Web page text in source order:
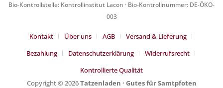
Bio-Kontrollstelle: Kontrollinstitut Lacon · Bio-Kontrollnummer: DE-ÖKO-
003
Kontakt Über uns AGB
Versand & Lieferung
Bezahlung
Datenschutzerklärung
Widerrufsrecht
Kontrollierte Qualität
Copyright © 2026Tatzenladen · Gutes für Samtpfoten